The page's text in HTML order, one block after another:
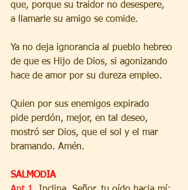
que, porque su traidor no desespere,
a llamarle su amigo se comide.
Ya no deja ignorancia al pueblo hebreo
de que es Hijo de Dios, si agonizando
hace de amor por su dureza empleo.
Quien por sus enemigos expirado
pide perdón, mejor, en tal deseo,
mostró ser Dios, que el sol y el mar
bramando. Amén.
SALMODIA